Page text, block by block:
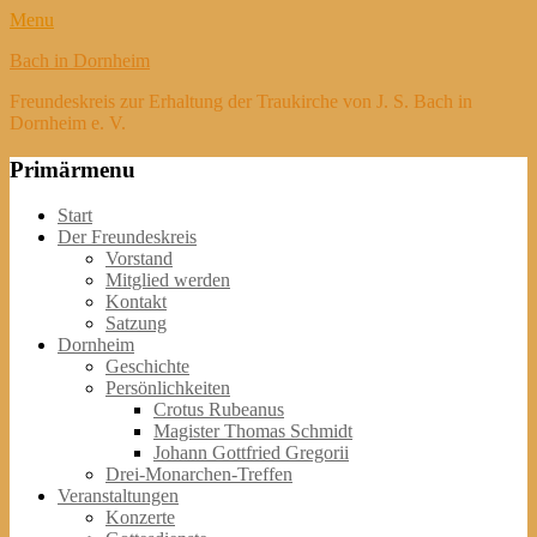
Menu
Bach in Dornheim
Freundeskreis zur Erhaltung der Traukirche von J. S. Bach in
Dornheim e. V.
Primärmenu
Weiter
zum
Start
Der Freundeskreis
Vorstand
Mitglied werden
Kontakt
Satzung
Dornheim
Geschichte
Persönlichkeiten
Crotus Rubeanus
Magister Thomas Schmidt
Johann Gottfried Gregorii
Drei-Monarchen-Treffen
Veranstaltungen
Konzerte